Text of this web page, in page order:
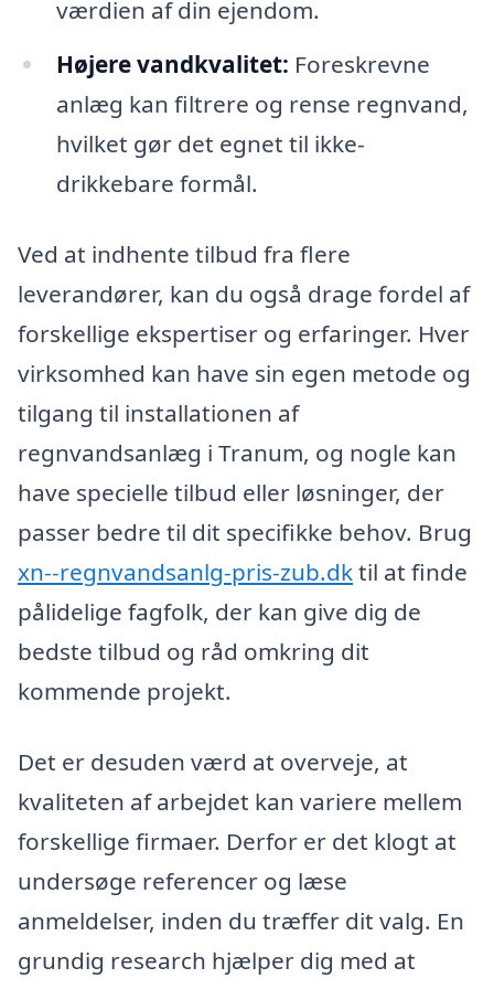
værdien af din ejendom.
Højere vandkvalitet: Foreskrevne
anlæg kan filtrere og rense regnvand,
hvilket gør det egnet til ikke-
drikkebare formål.
Ved at indhente tilbud fra flere
leverandører, kan du også drage fordel af
forskellige ekspertiser og erfaringer. Hver
virksomhed kan have sin egen metode og
tilgang til installationen af
regnvandsanlæg i Tranum, og nogle kan
have specielle tilbud eller løsninger, der
passer bedre til dit specifikke behov. Brug
xn--regnvandsanlg-pris-zub.dktil at finde
pålidelige fagfolk, der kan give dig de
bedste tilbud og råd omkring dit
kommende projekt.
Det er desuden værd at overveje, at
kvaliteten af arbejdet kan variere mellem
forskellige firmaer. Derfor er det klogt at
undersøge referencer og læse
anmeldelser, inden du træffer dit valg. En
grundig research hjælper dig med at